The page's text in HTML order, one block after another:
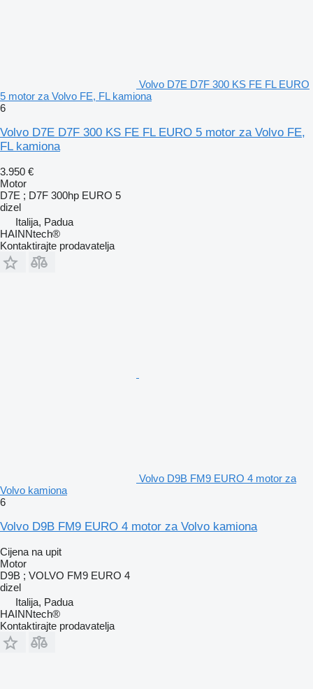
Volvo D7E D7F 300 KS FE FL EURO
5 motor za Volvo FE, FL kamiona
6
Volvo D7E D7F 300 KS FE FL EURO 5 motor za Volvo FE,
FL kamiona
3.950 €
Motor
D7E ; D7F 300hp EURO 5
dizel
Italija, Padua
HAINNtech®
Kontaktirajte prodavatelja
Volvo D9B FM9 EURO 4 motor za
Volvo kamiona
6
Volvo D9B FM9 EURO 4 motor za Volvo kamiona
Cijena na upit
Motor
D9B ; VOLVO FM9 EURO 4
dizel
Italija, Padua
HAINNtech®
Kontaktirajte prodavatelja